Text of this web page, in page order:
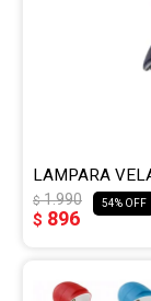
LAMPARA
$ 896
$1.990 54
Varios